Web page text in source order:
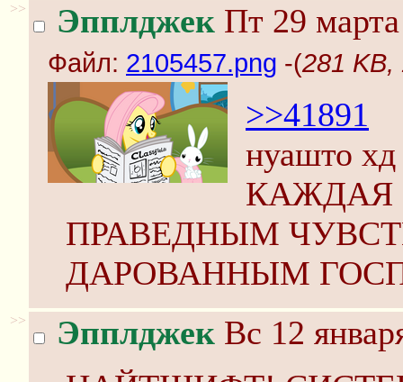
>> Эпплджек Пт 29
Файл: 2105457.png -(281 KB,
>>41891
нуашто
КАЖДАЯ
ПРАВЕДНЫМ
ДАРОВАННЫМ
>> Эпплджек Вс 12